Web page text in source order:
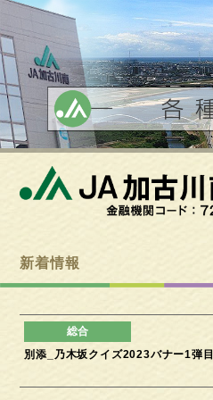
新着情報
別添_乃木坂クイズ2023バナー1弾目